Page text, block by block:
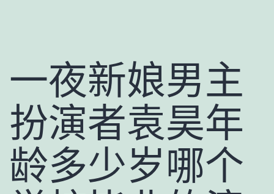
一夜新娘男主
扮演者袁昊年
龄多少岁哪个